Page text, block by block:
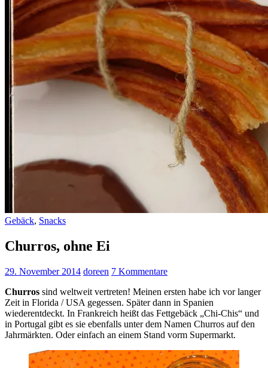
Gebäck, Snacks
Churros, ohne Ei
29. November 2014 doreen 7 Kommentare
Churros sind weltweit vertreten! Meinen ersten habe ich vor langer
Zeit in Florida / USA gegessen. Später dann in Spanien
wiederentdeckt. In Frankreich heißt das Fettgebäck „Chi-Chis“ und
in Portugal gibt es sie ebenfalls unter dem Namen Churros auf den
Jahrmärkten. Oder einfach an einem Stand vorm Supermarkt.